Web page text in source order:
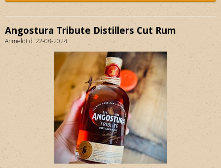
Angostura Tribute Distillers Cut Rum
Anmeldt d. 22-08-2024